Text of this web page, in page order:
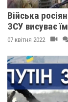
Війська
ЗСУ висуває
07 квітня 2022